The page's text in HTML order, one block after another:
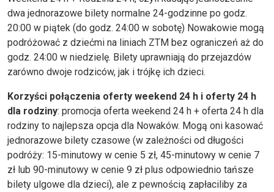
dwa jednorazowe bilety normalne 24-godzinne po godz.
20:00 w piątek (do godz. 24:00 w sobotę) Nowakowie mogą
podróżować z dziećmi na liniach ZTM bez ograniczeń aż do
godz. 24:00 w niedzielę. Bilety uprawniają do przejazdów
zarówno dwoje rodziców, jak i trójkę ich dzieci.
Korzyści połączenia oferty weekend 24 h i oferty 24 h
dla rodziny: promocja oferta weekend 24 h + oferta 24 h dla
rodziny to najlepsza opcja dla Nowaków. Mogą oni kasować
jednorazowe bilety czasowe (w zależności od długości
podróży: 15-minutowy w cenie 5 zł, 45-minutowy w cenie 7
zł lub 90-minutowy w cenie 9 zł plus odpowiednio tańsze
bilety ulgowe dla dzieci), ale z pewnością zapłaciliby za